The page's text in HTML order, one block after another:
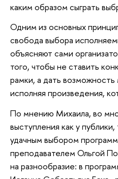
каким образом сыграть
Одним из основных
свобода выбора
объясняют сами
того, чтобы не ставить
рамки, а дать возможность
исполняя произведения,
По мнению Михаила, во
выступления как у
удачным выбором
преподавателем Ольгой
на разнообразие: в